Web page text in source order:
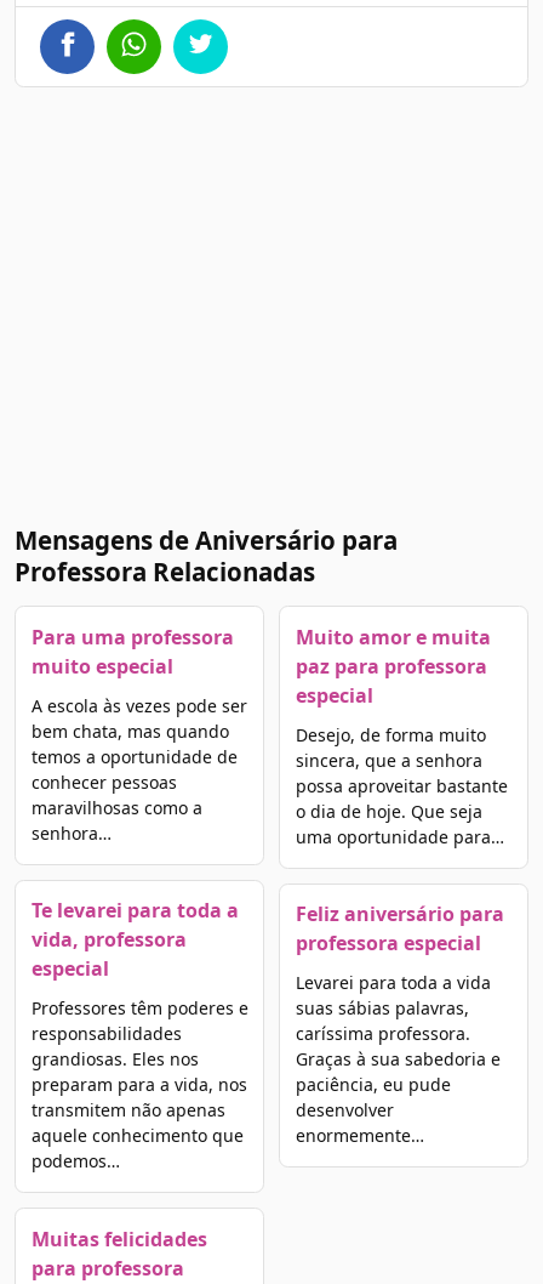
Mensagens de Aniversário para
Professora Relacionadas
Para uma professora
muito especial
A escola às vezes pode ser
bem chata, mas quando
temos a oportunidade de
conhecer pessoas
maravilhosas como a
senhora…
Te levarei para toda a
vida, professora
especial
Professores têm poderes e
responsabilidades
grandiosas. Eles nos
preparam para a vida, nos
transmitem não apenas
aquele conhecimento que
podemos…
Muitas felicidades
para professora
Muito amor e muita
paz para professora
especial
Desejo, de forma muito
sincera, que a senhora
possa aproveitar bastante
o dia de hoje. Que seja
uma oportunidade para…
Feliz aniversário para
professora especial
Levarei para toda a vida
suas sábias palavras,
caríssima professora.
Graças à sua sabedoria e
paciência, eu pude
desenvolver
enormemente…